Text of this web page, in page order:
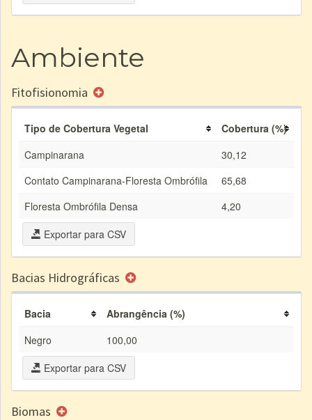
Ambiente
Fitofisionomia
Tipo de Cobertura Vegetal
Cobertura (%)
Campinarana
30,12
Contato Campinarana-Floresta Ombrófila
65,68
Floresta Ombrófila Densa
4,20
Exportar para CSV
Bacias Hidrográficas
Bacia
Abrangência (%)
Negro
100,00
Exportar para CSV
Biomas